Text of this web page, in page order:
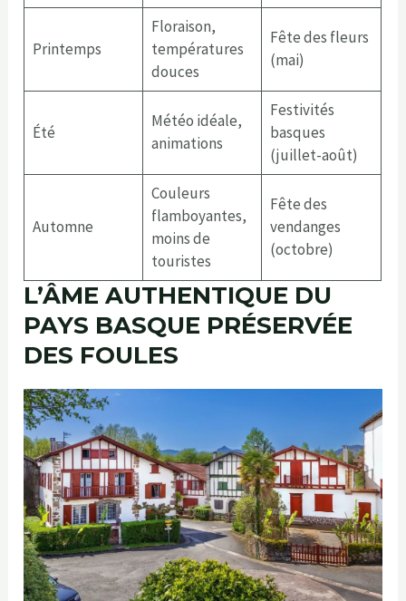
Printemps
Floraison,
températures
douces
Fête des fleurs
(mai)
Été
Météo idéale,
animations
Festivités
basques
(juillet-août)
Automne
Couleurs
flamboyantes,
moins de
touristes
Fête des
vendanges
(octobre)
L’ÂME AUTHENTIQUE DU
PAYS BASQUE PRÉSERVÉE
DES FOULES